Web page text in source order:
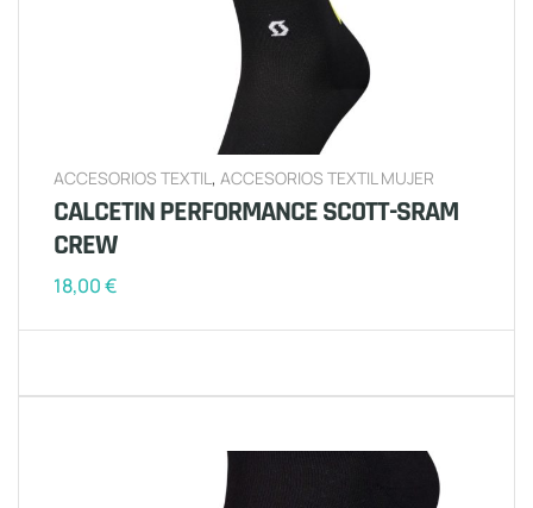
ACCESORIOS TEXTIL, ACCESORIOS TEXTIL MUJER
CALCETIN PERFORMANCE SCOTT-SRAM
CREW
18,00€